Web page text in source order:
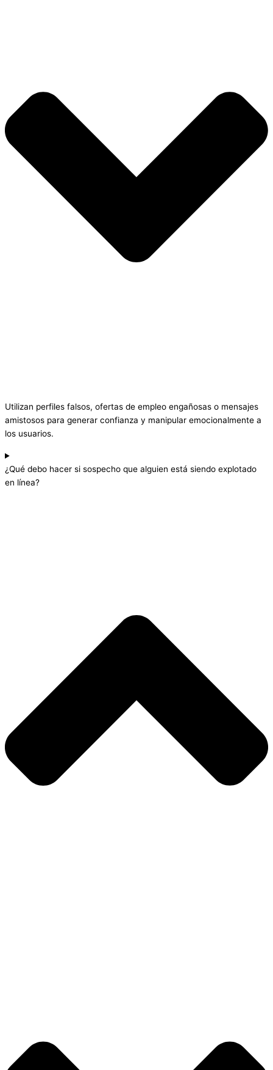
Utilizan perfiles falsos, ofertas de empleo engañosas o mensajes
amistosos para generar confianza y manipular emocionalmente a
los usuarios.
¿Qué debo hacer si sospecho que alguien está siendo explotado
en línea?